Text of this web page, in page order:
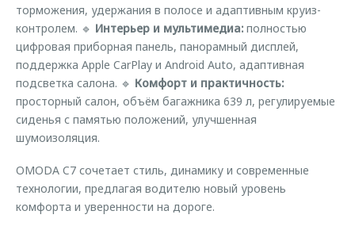
торможения, удержания в полосе и адаптивным круиз-
контролем. 🔹 Интерьер и мультимедиа: полностью
цифровая приборная панель, панорамный дисплей,
поддержка Apple CarPlay и Android Auto, адаптивная
подсветка салона. 🔹 Комфорт и практичность:
просторный салон, объём багажника 639 л, регулируемые
сиденья с памятью положений, улучшенная
шумоизоляция.
OMODA C7 сочетает стиль, динамику и современные
технологии, предлагая водителю новый уровень
комфорта и уверенности на дороге.